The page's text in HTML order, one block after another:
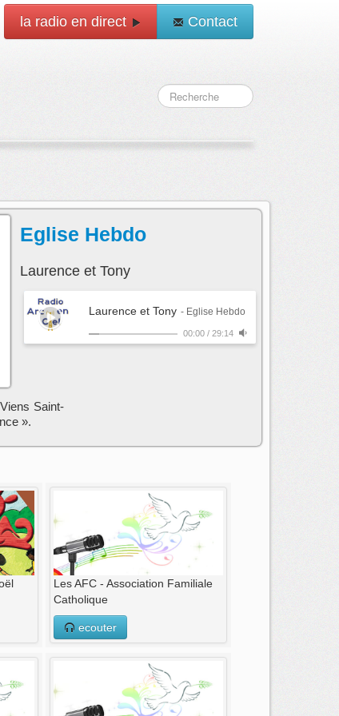
la radio en direct Contact
Eglise Hebdo
Laurence et Tony
Laurence et Tony - Eglise Hebdo
00:00/ 29:14
Saint-
».
Les AFC - Association Familiale
Catholique
ecouter